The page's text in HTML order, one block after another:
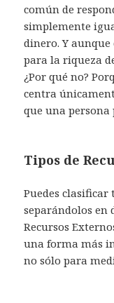
común de
simplemente
dinero. Y
para la riqueza
¿Por qué no?
centra
que una persona
Tipos de
Puedes clasificar
separándolos en
Recursos
una forma más
no sólo para